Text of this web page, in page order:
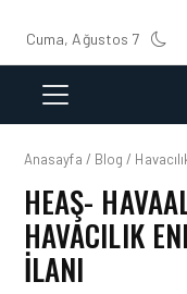
Cuma, Ağustos 7
Anasayfa / Blog /
HEAŞ-
HAVACILIK
İLANI